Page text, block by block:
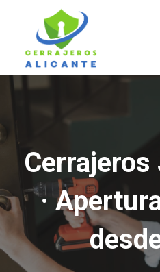
contenido
Cerrajeros
·